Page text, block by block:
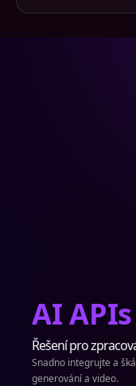
AI APIs
Řešení pro
Snadno integrujte a
generování a video.